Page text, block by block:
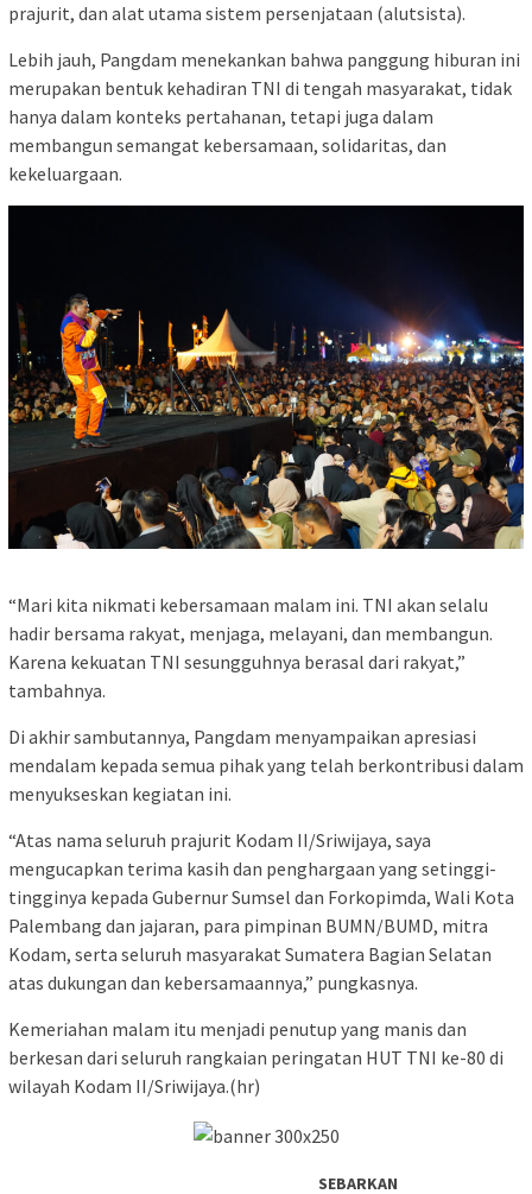
prajurit, dan alat utama sistem persenjataan (alutsista).
Lebih jauh, Pangdam menekankan bahwa panggung hiburan ini
merupakan bentuk kehadiran TNI di tengah masyarakat, tidak
hanya dalam konteks pertahanan, tetapi juga dalam
membangun semangat kebersamaan, solidaritas, dan
kekeluargaan.
“Mari kita nikmati kebersamaan malam ini. TNI akan selalu
hadir bersama rakyat, menjaga, melayani, dan membangun.
Karena kekuatan TNI sesungguhnya berasal dari rakyat,”
tambahnya.
Di akhir sambutannya, Pangdam menyampaikan apresiasi
mendalam kepada semua pihak yang telah berkontribusi dalam
menyukseskan kegiatan ini.
“Atas nama seluruh prajurit Kodam II/Sriwijaya, saya
mengucapkan terima kasih dan penghargaan yang setinggi-
tingginya kepada Gubernur Sumsel dan Forkopimda, Wali Kota
Palembang dan jajaran, para pimpinan BUMN/BUMD, mitra
Kodam, serta seluruh masyarakat Sumatera Bagian Selatan
atas dukungan dan kebersamaannya,” pungkasnya.
Kemeriahan malam itu menjadi penutup yang manis dan
berkesan dari seluruh rangkaian peringatan HUT TNI ke-80 di
wilayah Kodam II/Sriwijaya.(hr)
SEBARKAN